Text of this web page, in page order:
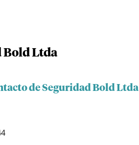
Bold Ltda
de Seguridad Bold Ltda